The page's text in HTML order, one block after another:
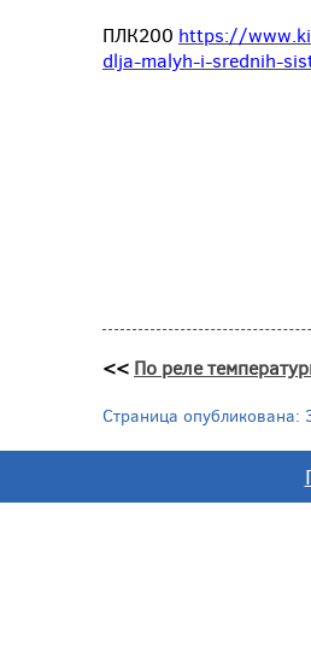
ПЛК200 https://
dlja-malyh-i-srednih-
<< По реле
Страница опубликована: